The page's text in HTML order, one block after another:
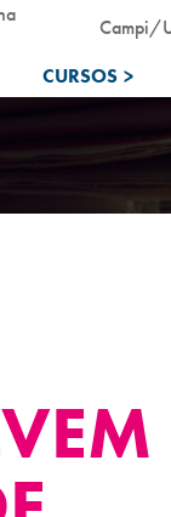
CURSOS >
Campi/